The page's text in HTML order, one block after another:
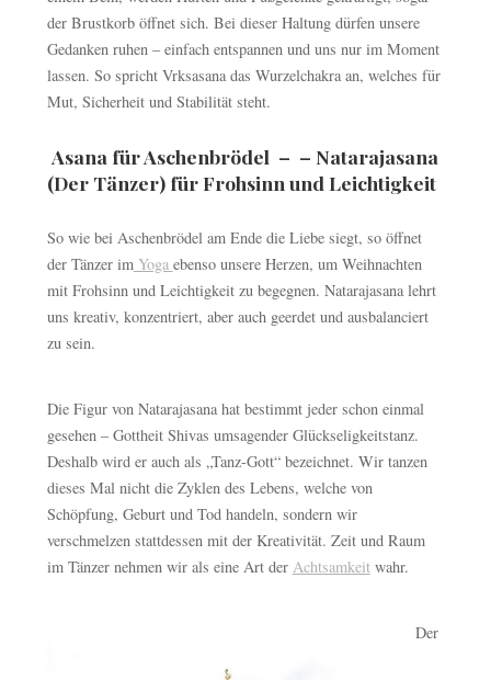
der Brustkorb öffnet sich. Bei dieser Haltung dürfen unsere
Gedanken ruhen – einfach entspannen und uns nur im Moment
lassen. So spricht Vrksasana das Wurzelchakra an, welches für
Mut, Sicherheit und Stabilität steht.
Asana für Aschenbrödel – – Natarajasana
(Der Tänzer) für Frohsinn und Leichtigkeit
So wie bei Aschenbrödel am Ende die Liebe siegt, so öffnet
der Tänzer imYoga ebenso unsere Herzen, um Weihnachten
mit Frohsinn und Leichtigkeit zu begegnen. Natarajasana lehrt
uns kreativ, konzentriert, aber auch geerdet und ausbalanciert
zu sein.
Die Figur von Natarajasana hat bestimmt jeder schon einmal
gesehen – Gottheit Shivas umsagender Glückseligkeitstanz.
Deshalb wird er auch als „Tanz-Gott“ bezeichnet. Wir tanzen
dieses Mal nicht die Zyklen des Lebens, welche von
Schöpfung, Geburt und Tod handeln, sondern wir
verschmelzen stattdessen mit der Kreativität. Zeit und Raum
im Tänzer nehmen wir als eine Art der Achtsamkeitwahr.
Der